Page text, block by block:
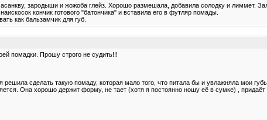
зародыши и жожоба глейз. Хорошо размешала, добавила солодку и лиммет.
кончик готового "батончика" и вставила его в футляр помады.
как бальзамчик для губ.
помадки. Прошу строго не судить!!!
решила сделать такую помаду, которая мало того, что питала бы и увлажняла мои
Она хорошо держит форму, не тает (хотя я постоянно ношу её в сумке) ,